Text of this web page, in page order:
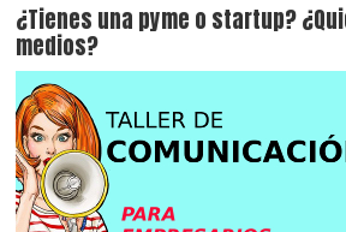
¿Tienes una pyme o startup? ¿Quieres salir en los
medios?